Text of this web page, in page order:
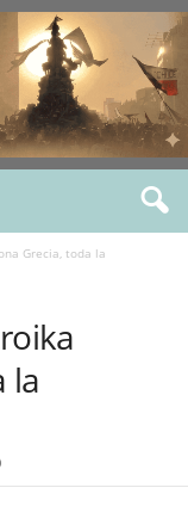
Grecia, toda la
la